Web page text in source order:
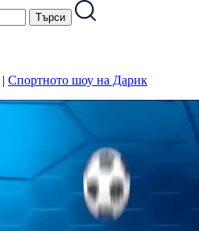
| Спортното шоу на Дарик